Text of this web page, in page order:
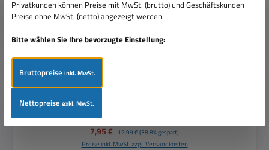
Abisolierzange mit Crimpzange für Kabelschuhe
mit Gewindeschneider typische KFZ Zange
Verkaufspreis:
7,95 € Regulärer Preis:
12,99 € (38.8% gespart)
Preise inkl. MwSt. zzgl. Versandkosten
Privatkunden können Preise mit MwSt. (brutto) und Geschäftskunden
Preise ohne MwSt. (netto) angezeigt werden.
Bitte wählen Sie Ihre bevorzugte Einstellung:
Bruttopreiseinkl. MwSt.
Nettopreiseexkl. MwSt.